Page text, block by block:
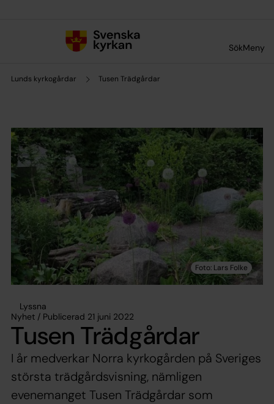
SökMeny
Lunds kyrkogårdar Tusen Trädgårdar
Lyssna
Nyhet / Publicerad 21 juni 2022
Tusen Trädgårdar
I år medverkar Norra kyrkogården på Sveriges
största trädgårdsvisning, nämligen
evenemanget Tusen Trädgårdar som